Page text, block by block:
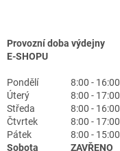
Provozní doba výdejny
E-SHOPU
Pondělí
8:00 - 16:00
Úterý
8:00 - 17:00
Středa
8:00 - 16:00
Čtvrtek
8:00 - 17:00
Pátek
8:00 - 15:00
Sobota
ZAVŘENO